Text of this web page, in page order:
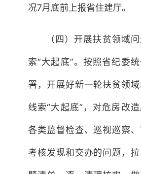
况7月底前上报省住建厅。
（四）开展扶贫领域
索“大起底”。按照省纪委
署，开展好新一轮扶贫领
线索“大起底”，对危房改
各类监督检查、巡视巡察
考核发现和交办的问题，拉